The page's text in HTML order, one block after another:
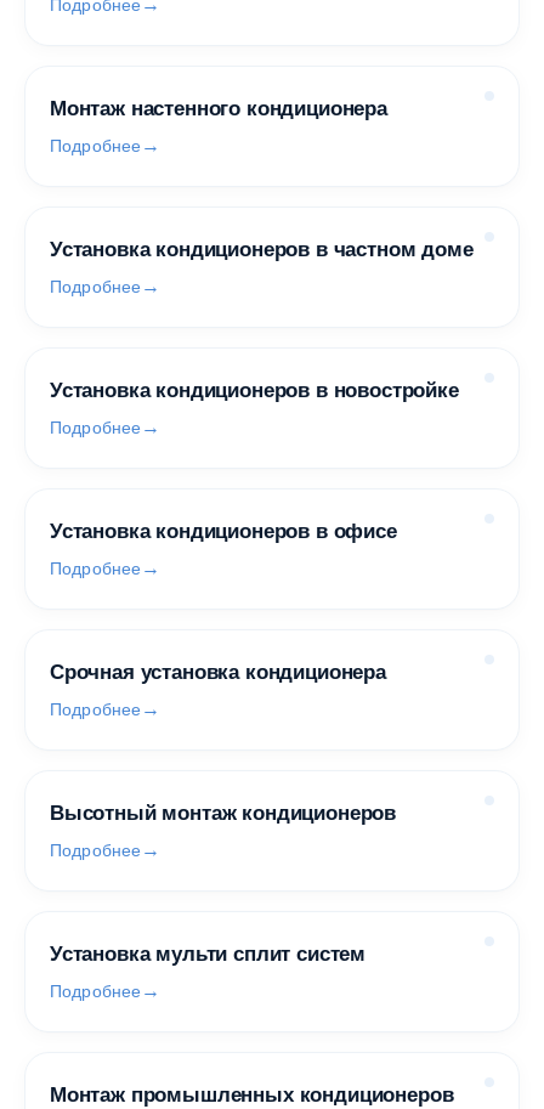
Подробнее
Монтаж настенного кондиционера
Подробнее
Установка кондиционеров в частном доме
Подробнее
Установка кондиционеров в новостройке
Подробнее
Установка кондиционеров в офисе
Подробнее
Срочная установка кондиционера
Подробнее
Высотный монтаж кондиционеров
Подробнее
Установка мульти сплит систем
Подробнее
Монтаж промышленных кондиционеров